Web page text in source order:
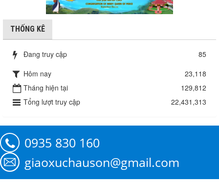
THỐNG KÊ
Đang truy cập
85
Hôm nay
23,118
Tháng hiện tại
129,812
Tổng lượt truy cập
22,431,313
0935 830 160
giaoxuchauson@gmail.com